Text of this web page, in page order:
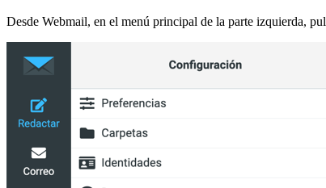
Desde Webmail, en el menú principal de la parte izquierda,